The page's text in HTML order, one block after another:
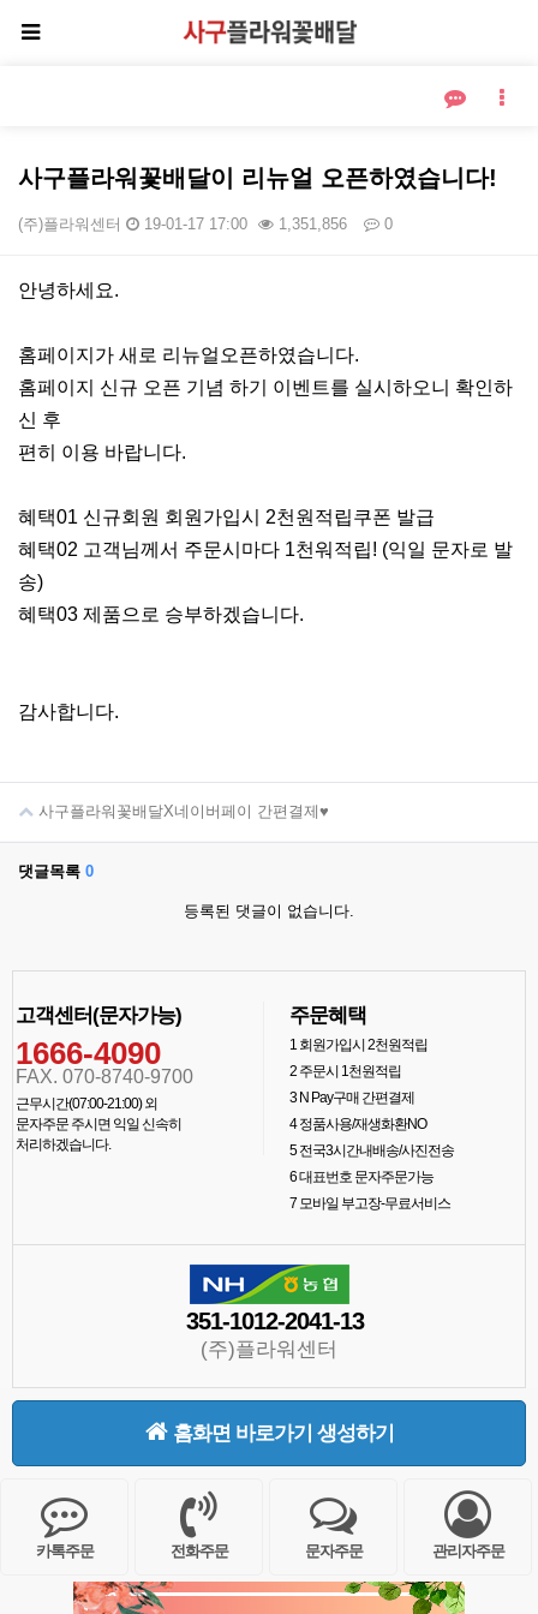
사구플라워꽃배달이 리뉴얼 오픈하였습니다!
(주)플라워센터 19-01-17 17:00 1,351,856 0
본문
안녕하세요.
홈페이지가 새로 리뉴얼오픈하였습니다.
홈페이지 신규 오픈 기념 하기 이벤트를 실시하오니 확인하
신 후
편히 이용 바랍니다.
혜택01 신규회원 회원가입시 2천원적립쿠폰 발급
혜택02 고객님께서 주문시마다 1천워적립! (익일 문자로 발
송)
혜택03 제품으로 승부하겠습니다.
감사합니다.
사구플라워꽃배달X네이버페이 간편결제♥
댓글목록 0
등록된 댓글이 없습니다.
고객센터(문자가능)
1666-4090
FAX. 070-8740-9700
근무시간(07:00-21:00) 외
문자주문 주시면 익일 신속히
처리하겠습니다.
주문혜택
1회원가입시 2천원적립
2주문시 1천원적립
3N Pay구매 간편결제
4정품사용/재생화환NO
5전국3시간내배송/사진전송
6대표번호 문자주문가능
7모바일 부고장-무료서비스
351-1012-2041-13
(주)플라워센터
홈화면 바로가기 생성하기
카톡주문 전화주문 문자주문 관리자주문